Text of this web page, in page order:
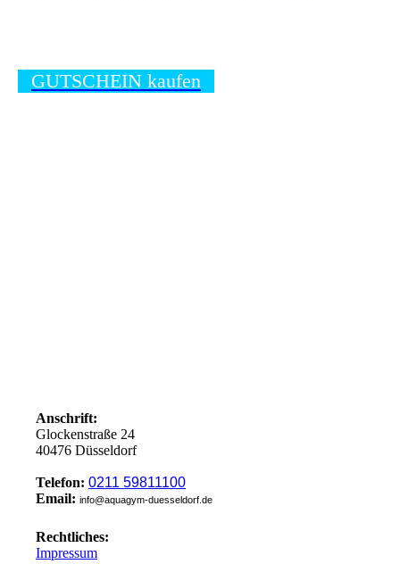
GUTSCHEIN kaufen
Anschrift:
Glockenstraße 24
40476 Düsseldorf
Telefon: 0211 59811100
Email: info@aquagym-duesseldorf.de
Rechtliches:
Impressum